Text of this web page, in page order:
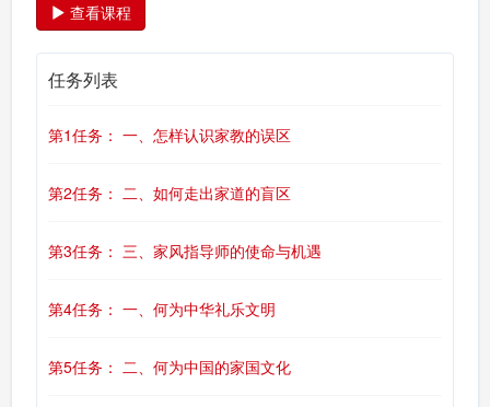
查看课程
任务列表
第1任务： 一、怎样认识家教的误区
第2任务： 二、如何走出家道的盲区
第3任务： 三、家风指导师的使命与机遇
第4任务： 一、何为中华礼乐文明
第5任务： 二、何为中国的家国文化